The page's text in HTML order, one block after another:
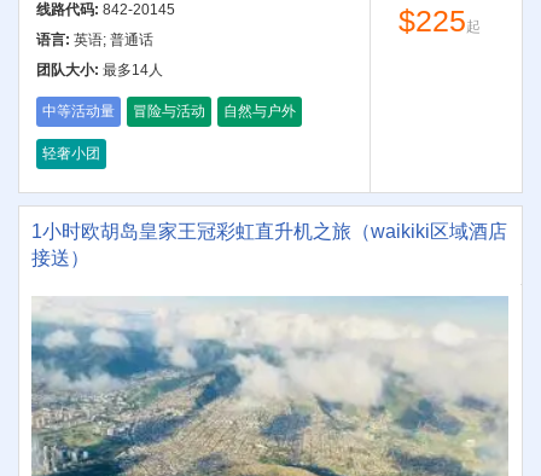
线路代码: 842-20145
语言: 英语; 普通话
团队大小: 最多14人
中等活动量 冒险与活动 自然与户外
轻奢小团
$225起
1小时欧胡岛皇家王冠彩虹直升机之旅（waikiki区域酒店
接送）